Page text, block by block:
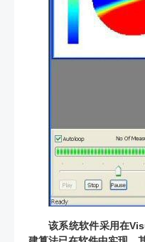
该系统软件采用在